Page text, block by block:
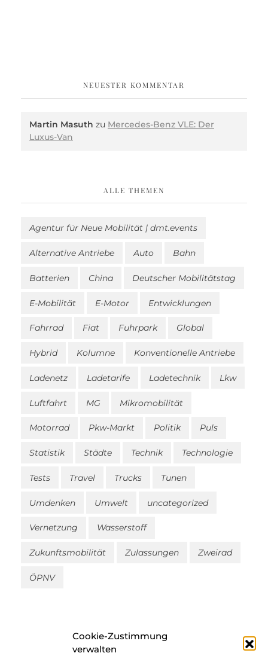
Cookie-Zustimmung
verwalten
NEUESTER KOMMENTAR
Martin Masuth zu Mercedes-Benz VLE: Der
Luxus-Van
ALLE THEMEN
Agentur für Neue Mobilität | dmt.events
Alternative Antriebe Auto Bahn
Batterien China Deutscher Mobilitätstag
E-Mobilität E-Motor Entwicklungen
Fahrrad Fiat Fuhrpark Global
Hybrid Kolumne Konventionelle Antriebe
Ladenetz Ladetarife Ladetechnik Lkw
Luftfahrt MG Mikromobilität
Motorrad Pkw-Markt Politik Puls
Statistik Städte Technik Technologie
Tests Travel Trucks Tunen
Umdenken Umwelt uncategorized
Vernetzung Wasserstoff
Zukunftsmobilität Zulassungen Zweirad
ÖPNV